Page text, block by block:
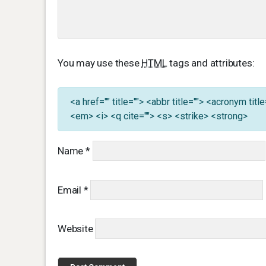
You may use these HTMLtags and attributes:
<a href="" title=""> <abbr title=""> <acronym
<em> <i> <q cite=""> <s> <strike> <strong>
Name *
Email *
Website